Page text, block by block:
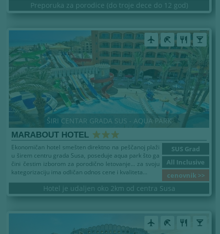
Preporuka za porodice (do troje dece do 12 god)
airplanemode_active beach_access restaurant local_bar
ŠIRI CENTAR GRADA SUS - AQUA PARK
MARABOUT HOTEL
SUS Grad
All Inclusive
cenovnik >>
Ekonomičan hotel smešten direktno na peščanoj plaži
u širem centru grada Susa, poseduje aqua park što ga
čini čestim izborom za porodično letovanje... za svoju
kategorizaciju ima odličan odnos cene i kvaliteta...
Hotel je udaljen oko 2km od centra Susa
airplanemode_active beach_access restaurant local_bar